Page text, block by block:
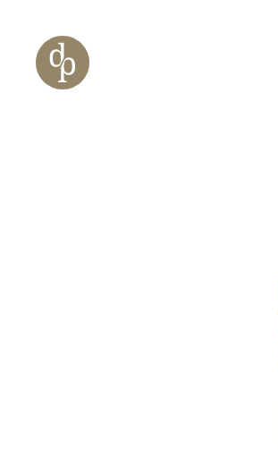
Zur Navigation springen
Zur Website-Suche springen